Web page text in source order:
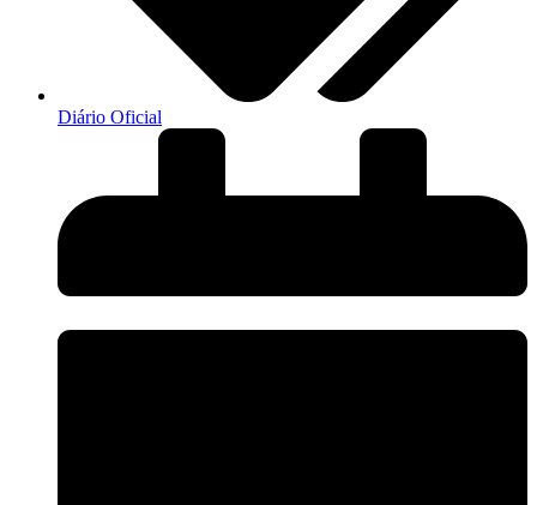
Diário Oficial